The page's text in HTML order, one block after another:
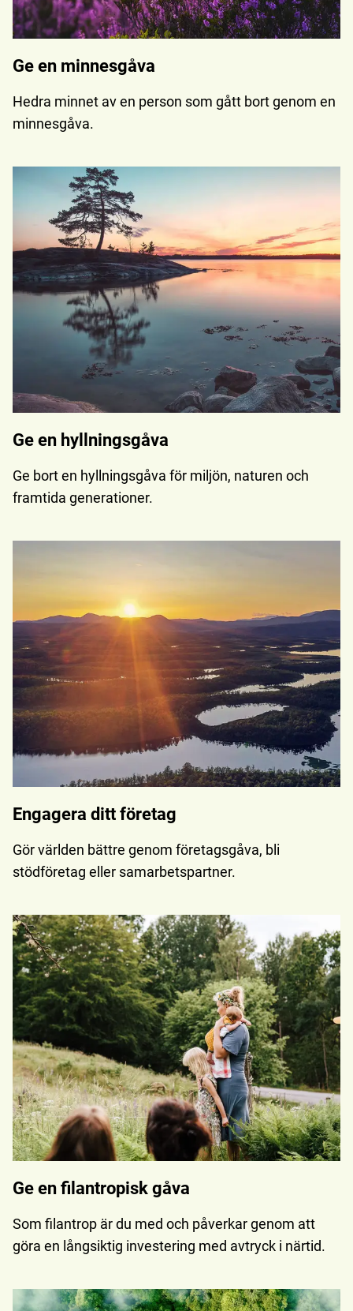
Ge en minnesgåva
Hedra minnet av en person som gått bort genom en
minnesgåva.
Ge en hyllningsgåva
Ge bort en hyllningsgåva för miljön, naturen och
framtida generationer.
Engagera ditt företag
Gör världen bättre genom företagsgåva, bli
stödföretag eller samarbetspartner.
Ge en filantropisk gåva
Som filantrop är du med och påverkar genom att
göra en långsiktig investering med avtryck i närtid.